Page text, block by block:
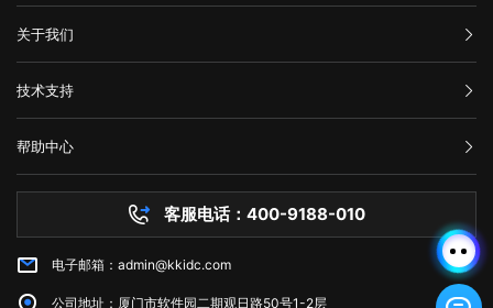
汇款信息
购买流程
服务条款
关于我们
公司介绍
举报中心
隐私声明
技术支持
网站备案
技术文档
帮助中心
服务器问题
市场资讯
客服电话：400-9188-010
电子邮箱：admin@kkidc.com
公司地址：厦门市软件园二期观日路50号1-2层